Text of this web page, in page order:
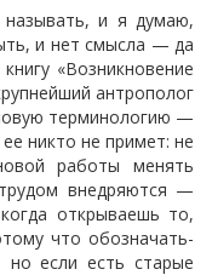
и я думаю,
и нет смысла — да
«Возникновение
антрополог
терминологию —
никто не примет: не
работы менять
внедряются —
открываешь то,
что обозначать-
если есть старые